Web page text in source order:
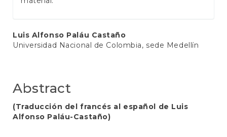
Main
Article
Luis Alfonso Paláu Castaño
Universidad Nacional de Colombia, sede Medellín
Abstract
(Traducción del francés al español de Luis
Alfonso Paláu-Castaño)